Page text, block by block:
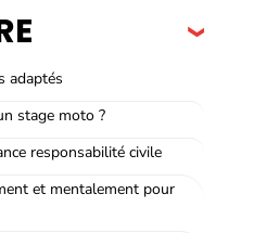
adaptés
stage moto ?
responsabilité civile
et mentalement pour